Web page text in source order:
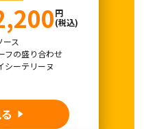
円
(税込)
ス
フの盛り合わせ
シーテリーヌ